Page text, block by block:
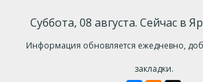
Суббота, 08 августа. Сейчас в
Информация обновляется ежедневно,
закладки.